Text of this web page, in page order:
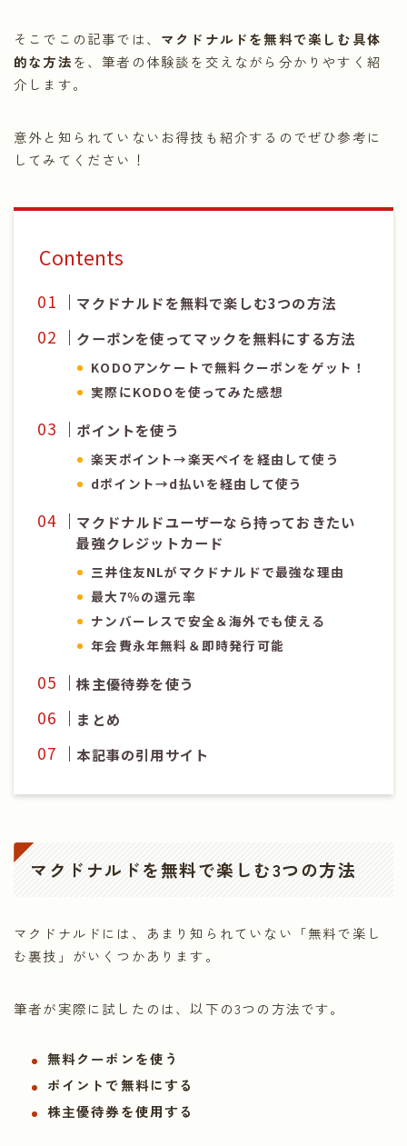
そこでこの記事では、 マクドナルドを無料で楽しむ具体
的な方法を、筆者の体験談を交えながら分かりやすく紹
介します。
意外と知られていないお得技も紹介するのでぜひ参考に
してみてください！
Contents
マクドナルドを無料で楽しむ3つの方法
クーポンを使ってマックを無料にする方法
KODOアンケートで無料クーポンをゲット！
実際にKODOを使ってみた感想
ポイントを使う
楽天ポイント→楽天ペイを経由して使う
dポイント→d払いを経由して使う
マクドナルドユーザーなら持っておきたい
最強クレジットカード
三井住友NLがマクドナルドで最強な理由
最大7％の還元率
ナンバーレスで安全＆海外でも使える
年会費永年無料＆即時発行可能
株主優待券を使う
まとめ
本記事の引用サイト
マクドナルドを無料で楽しむ3つの方法
マクドナルドには、あまり知られていない「無料で楽し
む裏技」がいくつかあります。
筆者が実際に試したのは、以下の3つの方法です。
無料クーポンを使う
ポイントで無料にする
株主優待券を使用する